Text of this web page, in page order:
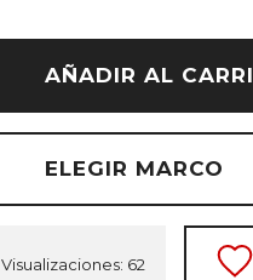
AÑADIR AL
ELEGIR MARCO
Visualizaciones: 62